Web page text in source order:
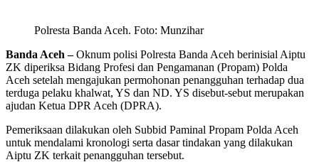
Polresta Banda Aceh. Foto: Munzihar
Banda Aceh –Oknum polisi Polresta Banda Aceh berinisial Aiptu
ZK diperiksa Bidang Profesi dan Pengamanan (Propam) Polda
Aceh setelah mengajukan permohonan penangguhan terhadap dua
terduga pelaku khalwat, YS dan ND. YS disebut-sebut merupakan
ajudan Ketua DPR Aceh (DPRA).
Pemeriksaan dilakukan oleh Subbid Paminal Propam Polda Aceh
untuk mendalami kronologi serta dasar tindakan yang dilakukan
Aiptu ZK terkait penangguhan tersebut.